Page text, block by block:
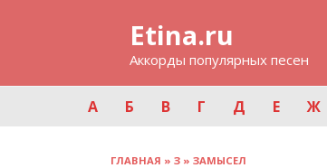
Etina.ru
Аккорды популярных песен
А Б В Г Д Е Ж
ГЛАВНАЯ » З » ЗАМЫСЕЛ